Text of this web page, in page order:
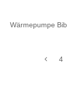
Wärmepumpe
4